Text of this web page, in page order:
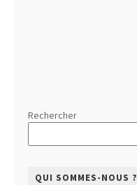
Rechercher
QUI SOMMES-NOUS ?